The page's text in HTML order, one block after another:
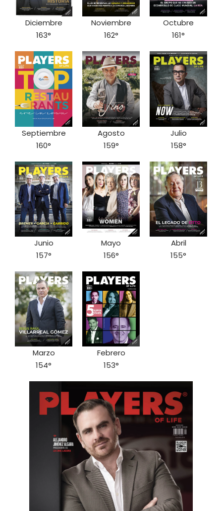
Diciembre
163°
Noviembre
162°
Octubre
161°
Septiembre
160°
Agosto
159°
Julio
158°
Junio
157°
Mayo
156°
Abril
155°
Marzo
154°
Febrero
153°